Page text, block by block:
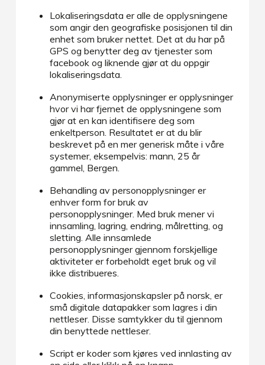
Lokaliseringsdata er alle de opplysningene
som angir den geografiske posisjonen til din
enhet som bruker nettet. Det at du har på
GPS og benytter deg av tjenester som
facebook og liknende gjør at du oppgir
lokaliseringsdata.
Anonymiserte opplysninger er opplysninger
hvor vi har fjernet de opplysningene som
gjør at en kan identifisere deg som
enkeltperson. Resultatet er at du blir
beskrevet på en mer generisk måte i våre
systemer, eksempelvis: mann, 25 år
gammel, Bergen.
Behandling av personopplysninger er
enhver form for bruk av
personopplysninger. Med bruk mener vi
innsamling, lagring, endring, målretting, og
sletting. Alle innsamlede
personopplysninger gjennom forskjellige
aktiviteter er forbeholdt eget bruk og vil
ikke distribueres.
Cookies, informasjonskapsler på norsk, er
små digitale datapakker som lagres i din
nettleser. Disse samtykker du til gjennom
din benyttede nettleser.
Script er koder som kjøres ved innlasting av